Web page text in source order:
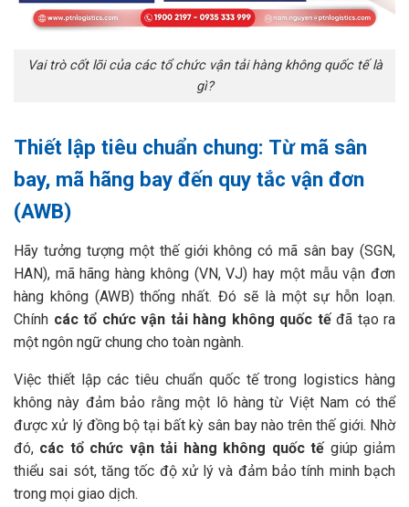
Vai trò cốt lõi của các tổ chức vận tải hàng không quốc tế là
gì?
Thiết lập tiêu chuẩn chung: Từ mã sân
bay, mã hãng bay đến quy tắc vận đơn
(AWB)
Hãy tưởng tượng một thế giới không có mã sân bay (SGN,
HAN), mã hãng hàng không (VN, VJ) hay một mẫu vận đơn
hàng không (AWB) thống nhất. Đó sẽ là một sự hỗn loạn.
Chính các tổ chức vận tải hàng không quốc tế đã tạo ra
một ngôn ngữ chung cho toàn ngành.
Việc thiết lập các tiêu chuẩn quốc tế trong logistics hàng
không này đảm bảo rằng một lô hàng từ Việt Nam có thể
được xử lý đồng bộ tại bất kỳ sân bay nào trên thế giới. Nhờ
đó, các tổ chức vận tải hàng không quốc tế giúp giảm
thiểu sai sót, tăng tốc độ xử lý và đảm bảo tính minh bạch
trong mọi giao dịch.